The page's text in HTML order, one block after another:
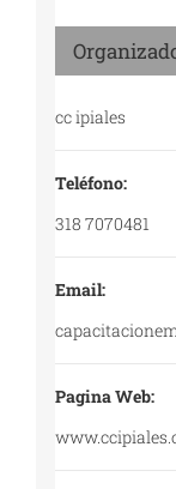
cc ipiales
Teléfono:
318 7070481
Email:
Pagina Web: